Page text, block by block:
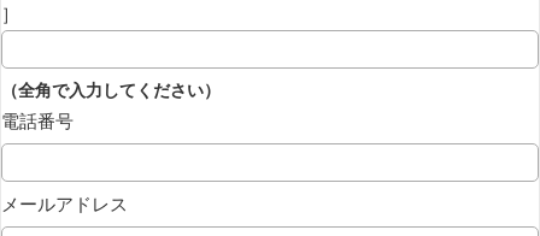
］
（全角で入力してください）
電話番号
メールアドレス